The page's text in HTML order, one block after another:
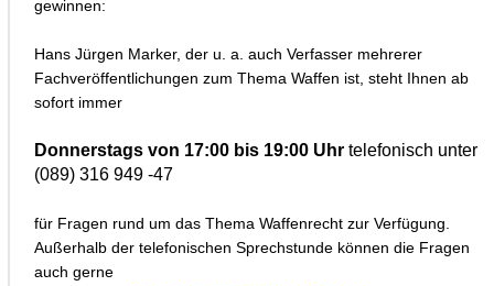
gewinnen:
Hans Jürgen Marker, der u. a. auch Verfasser mehrerer
Fachveröffentlichungen zum Thema Waffen ist, steht Ihnen ab
sofort immer
Donnerstags von 17:00 bis 19:00 Uhrtelefonisch unter
(089) 316 949 -47
für Fragen rund um das Thema Waffenrecht zur Verfügung.
Außerhalb der telefonischen Sprechstunde können die Fragen
auch gerne